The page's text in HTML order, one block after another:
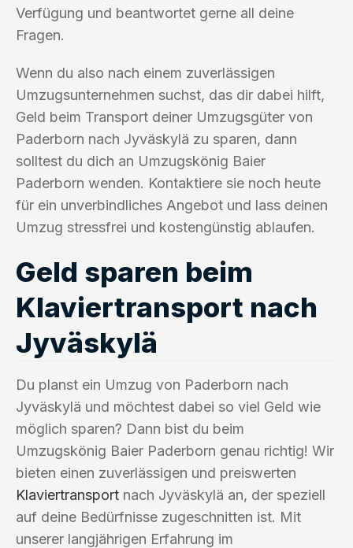
Verfügung und beantwortet gerne all deine
Fragen.
Wenn du also nach einem zuverlässigen
Umzugsunternehmen suchst, das dir dabei hilft,
Geld beim Transport deiner Umzugsgüter von
Paderborn nach Jyväskylä zu sparen, dann
solltest du dich an Umzugskönig Baier
Paderborn wenden. Kontaktiere sie noch heute
für ein unverbindliches Angebot und lass deinen
Umzug stressfrei und kostengünstig ablaufen.
Geld sparen beim
Klaviertransport nach
Jyväskylä
Du planst ein Umzug von Paderborn nach
Jyväskylä und möchtest dabei so viel Geld wie
möglich sparen? Dann bist du beim
Umzugskönig Baier Paderborn genau richtig! Wir
bieten einen zuverlässigen und preiswerten
Klaviertransport nach Jyväskylä an, der speziell
auf deine Bedürfnisse zugeschnitten ist. Mit
unserer langjährigen Erfahrung im